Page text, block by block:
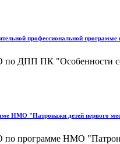
профессиональной
ДПП ПК "Особенности
НМО "Патронажи детей первого
программе НМО